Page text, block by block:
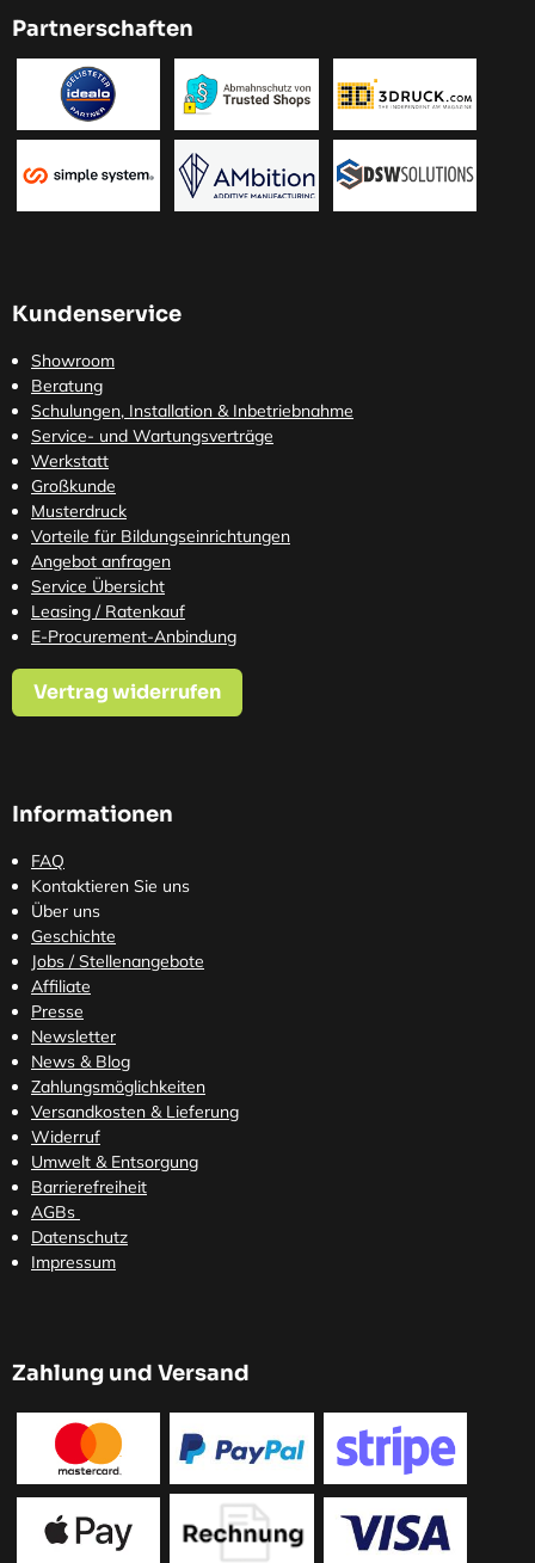
Partnerschaften
Kundenservice
Showroom
Beratung
Schulungen, Installation & Inbetriebnahme
Service- und Wartungsverträge
Werkstatt
Großkunde
Musterdruck
Vorteile für Bildungseinrichtungen
Angebot anfragen
Service Übersicht
Leasing / Ratenkauf
E-Procurement-Anbindung
Vertrag widerrufen
Informationen
FAQ
Kontaktieren Sie uns
Über uns
Geschichte
Jobs / Stellenangebote
Affiliate
Presse
Newsletter
News & Blog
Zahlungsmöglichkeiten
Versandkosten & Lieferung
Widerruf
Umwelt & Entsorgung
Barrierefreiheit
AGBs
Datenschutz
Impressum
Zahlung und Versand